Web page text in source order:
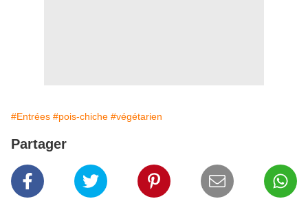
#Entrées #pois-chiche #végétarien
Partager